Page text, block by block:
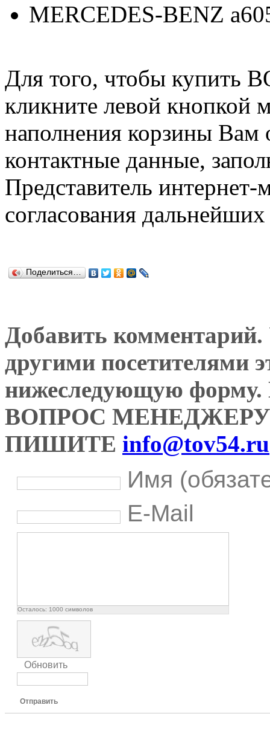
MERCEDES-BENZ
Для того, чтобы купить
кликните левой
наполнения корзины Вам
контактные данные,
Представитель
согласования
Поделиться…
Добавить комментарий.
другими посетителями
нижеследующую
ВОПРОС
ПИШИТЕ info@tov54.ru
Имя
E-Mail
Осталось: 1000 символов
Обновить
Отправить